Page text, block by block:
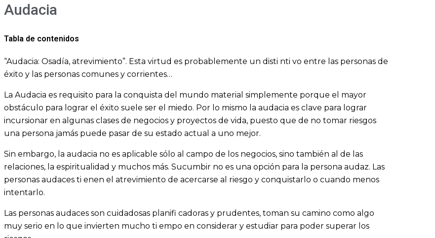
Audacia
Tabla de contenidos
“Audacia: Osadía, atrevimiento”. Esta virtud es probablemente un disti nti vo entre las personas de
éxito y las personas comunes y corrientes…
La Audacia es requisito para la conquista del mundo material simplemente porque el mayor
obstáculo para lograr el éxito suele ser el miedo. Por lo mismo la audacia es clave para lograr
incursionar en algunas clases de negocios y proyectos de vida, puesto que de no tomar riesgos
una persona jamás puede pasar de su estado actual a uno mejor.
Sin embargo, la audacia no es aplicable sólo al campo de los negocios, sino también al de las
relaciones, la espiritualidad y muchos más. Sucumbir no es una opción para la persona audaz. Las
personas audaces ti enen el atrevimiento de acercarse al riesgo y conquistarlo o cuando menos
intentarlo.
Las personas audaces son cuidadosas planifi cadoras y prudentes, toman su camino como algo
muy serio en lo que invierten mucho ti empo en considerar y estudiar para poder superar los